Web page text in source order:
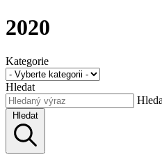
2020
Kategorie
Hledat
Hledat